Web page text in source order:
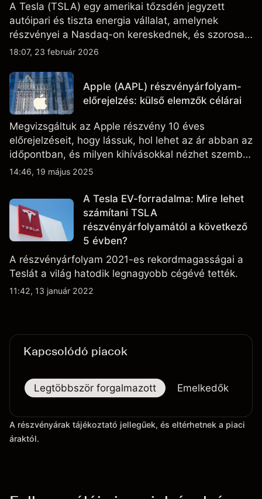
A Tesla (TSLA) egy amerikai tőzsdén jegyzett
autóipari és tiszta energia vállalat, amelynek
részvényei a Nasdaq-on kereskednek, és szorosan
figyelik az eredményteljesítményt, a szállítási
fejleményeket.
18:07, 23 február 2026
Apple (AAPL) részvényárfolyam-
előrejelzés: külső elemzők célárai
Megvizsgáltuk az Apple részvény 10 éves
előrejelzéseit, hogy lássuk, hol lehet az ár abban az
időpontban, és milyen kihívásokkal nézhet szembe
a vállalat.
14:46, 19 május 2025
A Tesla EV-forradalma: Mire lehet
számítani TSLA
részvényárfolyamától a következő
5 évben?
A részvényárfolyam 2021-es rekordmagasságai a
Teslát a világ hatodik legnagyobb cégévé tették.
11:42, 13 január 2022
Kapcsolódó piacok
Legtöbbször forgalmazott Emelkedők
A részvényárak tájékoztató jellegűek, és eltérhetnek a piaci
áraktól.